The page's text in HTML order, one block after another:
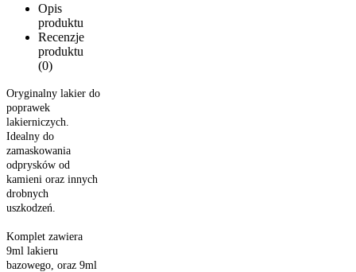
Opis
produktu
Recenzje
produktu
(0)
Oryginalny lakier do
poprawek
lakierniczych.
Idealny do
zamaskowania
odprysków od
kamieni oraz innych
drobnych
uszkodzeń.
Komplet zawiera
9ml lakieru
bazowego, oraz 9ml